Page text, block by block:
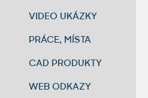
VIDEO UKÁZKY
PRÁCE, MÍSTA
CAD PRODUKTY
WEB ODKAZY